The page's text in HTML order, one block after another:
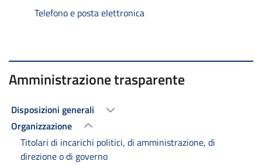
Telefono e posta elettronica
Amministrazione trasparente
Disposizioni generali
Organizzazione
Titolari di incarichi politici, di amministrazione, di
direzione o di governo